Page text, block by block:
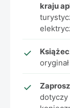
kraju
dotyczy